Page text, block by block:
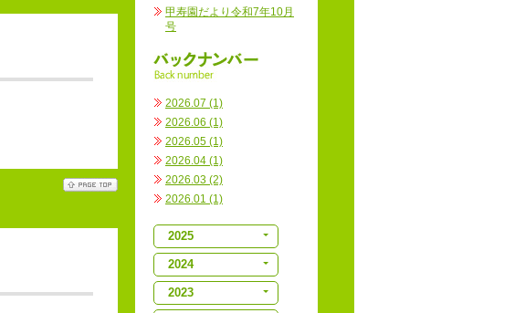
甲寿園だより令和7年10月
号
2026.07 (1)
2026.06 (1)
2026.05 (1)
2026.04 (1)
2026.03 (2)
2026.01 (1)
2025
2024
2023